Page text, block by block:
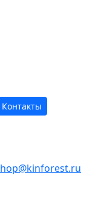
Контакты